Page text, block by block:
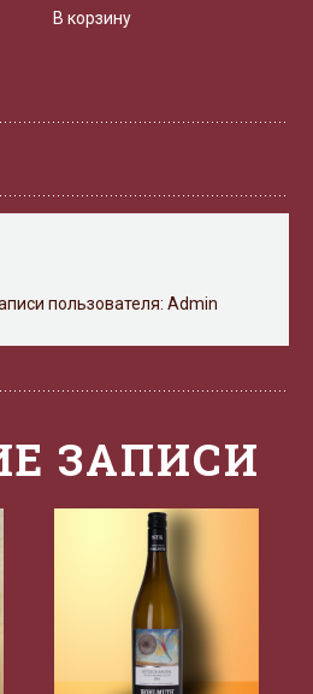
В корзину
пользователя: Admin
ЗАПИСИ